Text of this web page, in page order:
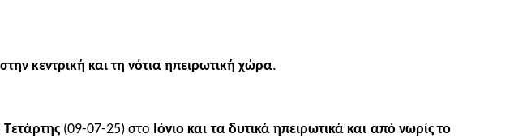
στην κεντρική και τη νότια ηπειρωτική χώρα.
(09-07-25) στο Ιόνιο και τα δυτικά ηπειρωτικά και από νωρίς το